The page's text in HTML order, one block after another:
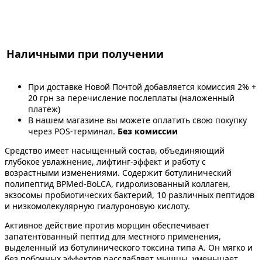
Наличными при получении
При доставке Новой Почтой добавляется комиссия 2% +
20 грн за перечисление послеплаты (наложенный
платёж)
В нашем магазине вы можете оплатить свою покупку
через POS-терминал. Без комиссии
Средство имеет насыщенный состав, объединяющий
глубокое увлажнение, лифтинг-эффект и работу с
возрастными изменениями. Содержит ботулинический
полипептид BPMed-BoLCA, гидролизованный коллаген,
экзосомы пробиотических бактерий, 10 различных пептидов
и низкомолекулярную гиалуроновую кислоту.
Активное действие против морщин обеспечивает
запатентованный пептид для местного применения,
выделенный из ботулинического токсина типа А. Он мягко и